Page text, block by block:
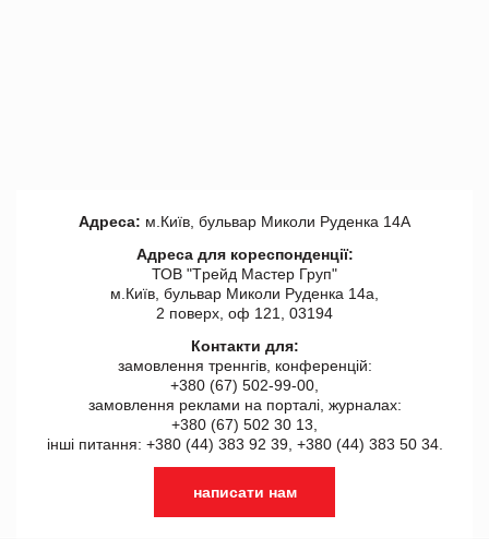
Адреса: м.Київ, бульвар Миколи Руденка 14А
Адреса для кореспонденції:
ТОВ "Tрейд Мастер Груп"
м.Київ, бульвар Миколи Руденка 14а,
2 поверх, оф 121, 03194
Контакти для:
замовлення треннгів, конференцій:
+380 (67) 502-99-00,
замовлення реклами на порталі, журналах:
+380 (67) 502 30 13,
інші питання: +380 (44) 383 92 39, +380 (44) 383 50 34.
написати нам